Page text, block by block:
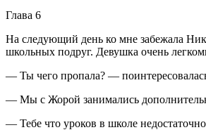
Глава 6
На следующий день ко мне забежала
школьных подруг. Девушка очень
— Ты чего пропала? —
— Мы с Жорой занимались
— Тебе что уроков в школе